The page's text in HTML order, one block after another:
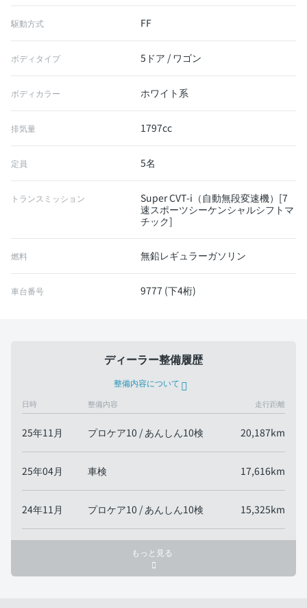
駆動方式 FF
ボディタイプ 5ドア / ワゴン
ボディカラー ホワイト系
排気量 1797cc
定員 5名
トランスミッション
Super CVT-i（自動無段変速機）[7
速スポーツシーケンシャルシフトマ
チック]
燃料 無鉛レギュラーガソリン
車台番号 9777 (下4桁)
ディーラー整備履歴
整備内容について
日時 整備内容 走行距離
25年11月 プロケア10 / あんしん10検 20,187km
25年04月 車検 17,616km
24年11月 プロケア10 / あんしん10検 15,325km
もっと見る